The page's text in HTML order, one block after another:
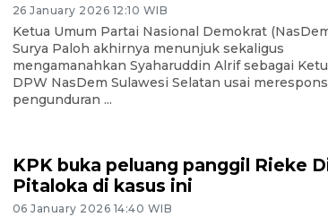
26 January 2026 12:10 WIB
Ketua Umum Partai Nasional Demokrat
Surya Paloh akhirnya menunjuk sekaligus
mengamanahkan Syaharuddin Alrif sebagai
DPW NasDem Sulawesi Selatan usai merespons
pengunduran ...
KPK buka peluang panggil Rieke
Pitaloka di kasus ini
06 January 2026 14:40 WIB